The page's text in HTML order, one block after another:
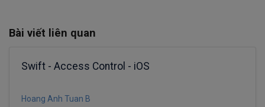
Bài viết liên quan
Swift - Access Control - iOS
Hoang Anh Tuan B